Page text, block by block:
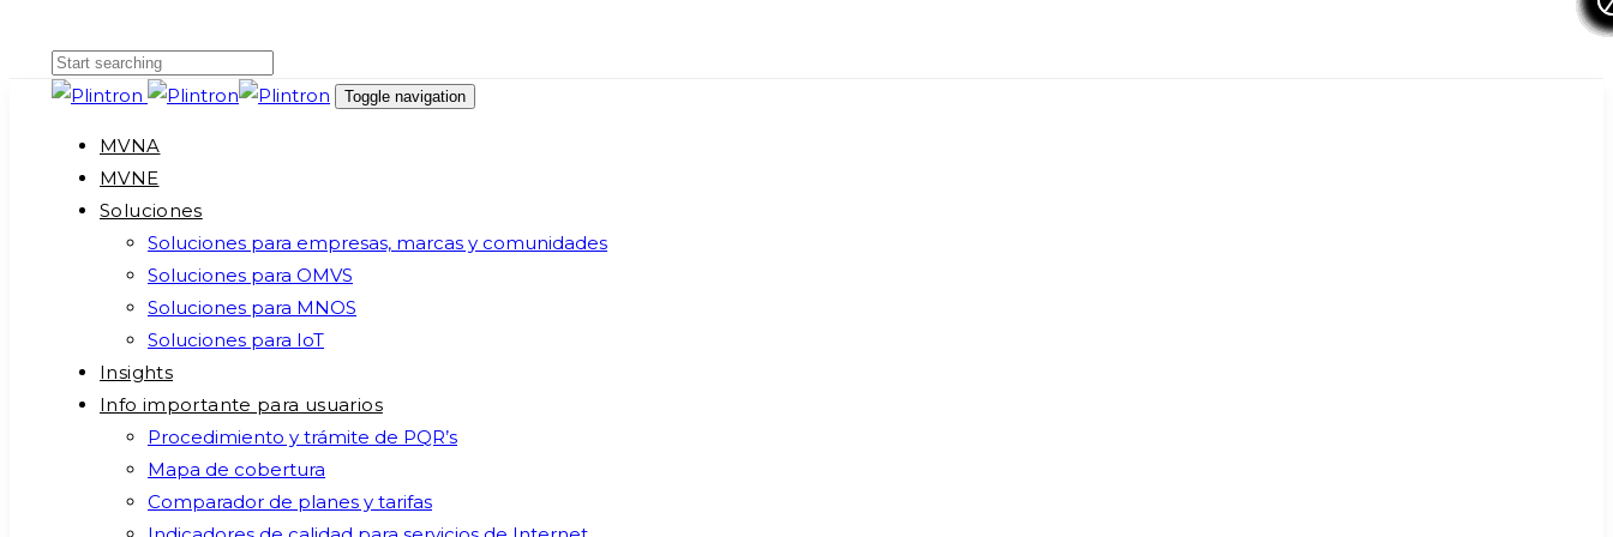
primary
content
Toggle navigation
MVNA
MVNE
Soluciones
Soluciones para empresas, marcas y comunidades
Soluciones para OMVS
Soluciones para MNOS
Soluciones para IoT
Insights
Info importante para usuarios
Procedimiento y trámite de PQR’s
Mapa de cobertura
Comparador de planes y tarifas